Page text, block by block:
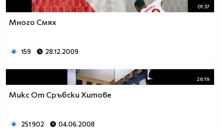
01:37
Много Смях
159 28.12.2009
26:19
Микс От Сръбски Хитове
251 902 04.06.2008